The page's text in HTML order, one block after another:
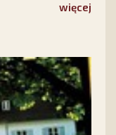
więcej